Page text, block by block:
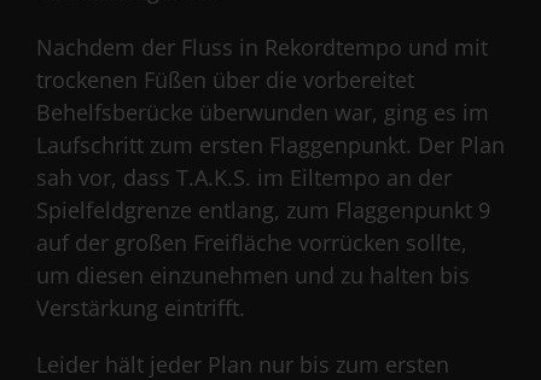
Nachdem der Fluss in Rekordtempo und mit
trockenen Füßen über die vorbereitet
Behelfsberücke überwunden war, ging es im
Laufschritt zum ersten Flaggenpunkt. Der Plan
sah vor, dass T.A.K.S. im Eiltempo an der
Spielfeldgrenze entlang, zum Flaggenpunkt 9
auf der großen Freifläche vorrücken sollte,
um diesen einzunehmen und zu halten bis
Verstärkung eintrifft.
Leider hält jeder Plan nur bis zum ersten